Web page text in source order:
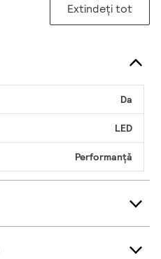
Extindeți tot
Da
LED
Performanță